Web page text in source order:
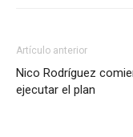
Artículo anterior
Nico Rodríguez
ejecutar el plan